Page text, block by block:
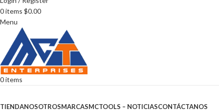
0items $0.00
Menu
0items
TIENDANOSOTROSMARCASMCTOOLS – NOTICIASCONTÁCTANOS